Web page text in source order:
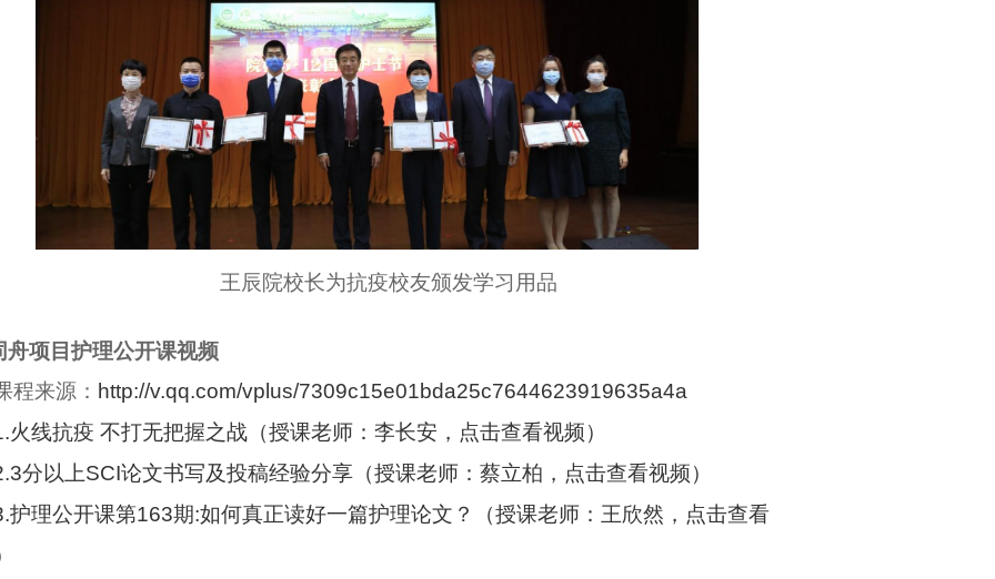
王辰院校长为抗疫校友颁发学习用品
舟项目护理公开课视频
程来源： http://v.qq.com/vplus/7309c15e01bda25c7644623919635a4a
火线抗疫 不打无把握之战（授课老师：李长安， 点击查看视频）
分以上SCI论文书写及投稿经验分享（授课老师：蔡立柏 ，点击查看视频）
护理公开课第163期:如何真正读好一篇护理论文？（授课老师：王欣然 ，点击查看